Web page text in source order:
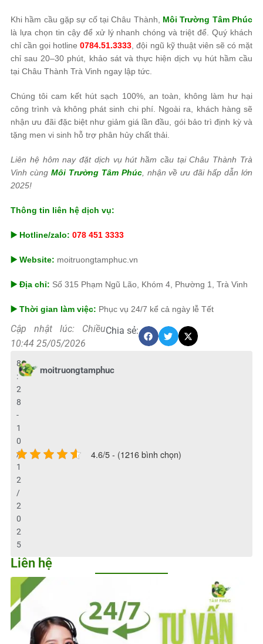
Khi hầm cầu gặp sự cố tại Châu Thành, Môi Trường Tâm Phúc
là lựa chọn tin cậy để xử lý nhanh chóng và triệt để. Quý khách
chỉ cần gọi hotline0784.51.3333 , đội ngũ kỹ thuật viên sẽ có mặt
chỉ sau 20–30 phút, khảo sát và thực hiện dịch vụ hút hầm cầu
tại Châu Thành Trà Vinh ngay lập tức.
Chúng tôi cam kết hút sạch 100%, an toàn, không làm hư hại
công trình và không phát sinh chi phí. Ngoài ra, khách hàng sẽ
nhận ưu đãi đặc biệt như giảm giá lần đầu, gói bảo trì định kỳ và
tặng men vi sinh hỗ trợ phân hủy chất thải.
Liên hệ hôm nay đặt dịch vụ hút hầm cầu tại Châu Thành Trà
Vinh cùng Môi Trường Tâm Phúc, nhận về ưu đãi hấp dẫn lớn
2025!
Thông tin liên hệ dịch vụ:
▶️ Hotline/zalo: 078 451 3333
▶️ Website: moitruongtamphuc.vn
▶️ Địa chỉ: Số 315 Phạm Ngũ Lão, Khóm 4, Phường 1, Trà Vinh
▶️ Thời gian làm việc: Phục vụ 24/7 kể cả ngày lễ Tết
Cập nhật lúc: Chiều
10:44 25/05/2026
Chia sẻ:
moitruongtamphuc
8
:
2
8
-
1
0
/
1
2
/
2
0
2
5
4.6/5 - (1216 bình chọn)
Liên hệ